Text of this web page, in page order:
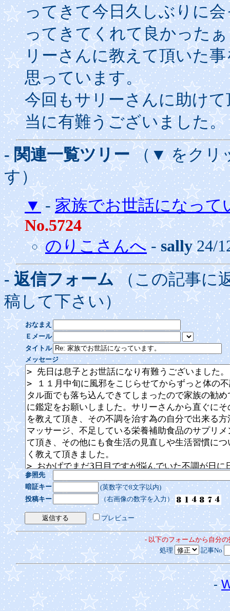
ってきて今日久しぶりに
ってきてくれて良かった
リーさんに教えて頂いた
思っています。
今回もサリーさんに助け
当に有難うございました。
- 関連一覧ツリー（▼ をクリ
す）
▼-家族でお世話になって
No.5724
のりこさんへ-sally24/
- 返信フォーム（この記事に
稿して下さい）
おなまえ
Ｅメール
タイトル
メッセージ
参照先
暗証キー
(英数字で8文字以内)
投稿キー
（右画像の数字を入力）
プレビュー
- 以下のフォームから自分
処理
記事No
-